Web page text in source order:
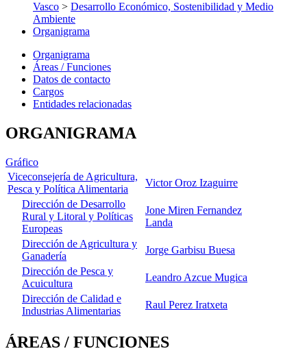
Vasco > Desarrollo Económico, Sostenibilidad y Medio
Ambiente
Organigrama
Organigrama
Áreas / Funciones
Datos de contacto
Cargos
Entidades relacionadas
ORGANIGRAMA
Gráfico
Viceconsejería de Agricultura,
Pesca y Política Alimentaria
Victor Oroz Izaguirre
Dirección de Desarrollo
Rural y Litoral y Políticas
Europeas
Jone Miren Fernandez
Landa
Dirección de Agricultura y
Ganadería
Jorge Garbisu Buesa
Dirección de Pesca y
Acuicultura
Leandro Azcue Mugica
Dirección de Calidad e
Industrias Alimentarias
Raul Perez Iratxeta
ÁREAS / FUNCIONES